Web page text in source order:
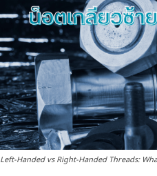
Left-Handed vs Right-Handed Threads: